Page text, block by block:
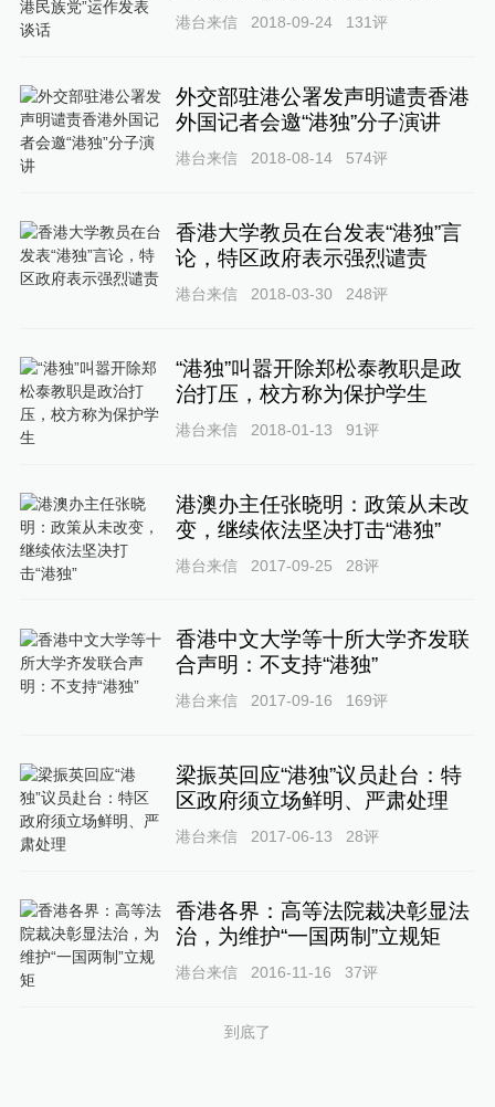
港台来信 2018-09-24 131评
外交部驻港公署发声明谴责香港
外国记者会邀“港独”分子演讲
港台来信 2018-08-14 574评
香港大学教员在台发表“港独”言
论，特区政府表示强烈谴责
港台来信 2018-03-30 248评
“港独”叫嚣开除郑松泰教职是政
治打压，校方称为保护学生
港台来信 2018-01-13 91评
港澳办主任张晓明：政策从未改
变，继续依法坚决打击“港独”
港台来信 2017-09-25 28评
香港中文大学等十所大学齐发联
合声明：不支持“港独”
港台来信 2017-09-16 169评
梁振英回应“港独”议员赴台：特
区政府须立场鲜明、严肃处理
港台来信 2017-06-13 28评
香港各界：高等法院裁决彰显法
治，为维护“一国两制”立规矩
港台来信 2016-11-16 37评
到底了